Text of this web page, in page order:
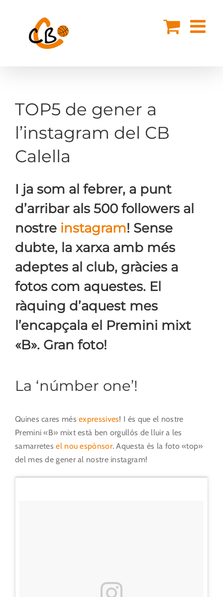
TOP5 de gener a
l’instagram del CB
Calella
I ja som al febrer, a punt
d’arribar als 500 followers al
nostre instagram! Sense
dubte, la xarxa amb més
adeptes al club, gràcies a
fotos com aquestes. El
ràquing d’aquest mes
l’encapçala el Premini mixt
«B». Gran foto!
La ‘númber one’!
Quines cares mésexpressives! I és que el nostre
Premini «B» mixt està ben orgullós de lluir a les
samarretesel nou espònsor. Aquesta és la foto «top»
del mes de gener al nostre instagram!